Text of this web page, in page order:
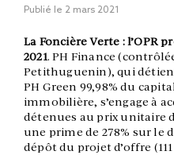
Publié le 2 mars 2021
La Foncière Verte : l’OPR
2021. PH Finance
Petithuguenin), qui
PH Green 99,98% du
immobilière, s’engage à
détenues au prix unitaire
une prime de 278% sur le
dépôt du projet d’offre